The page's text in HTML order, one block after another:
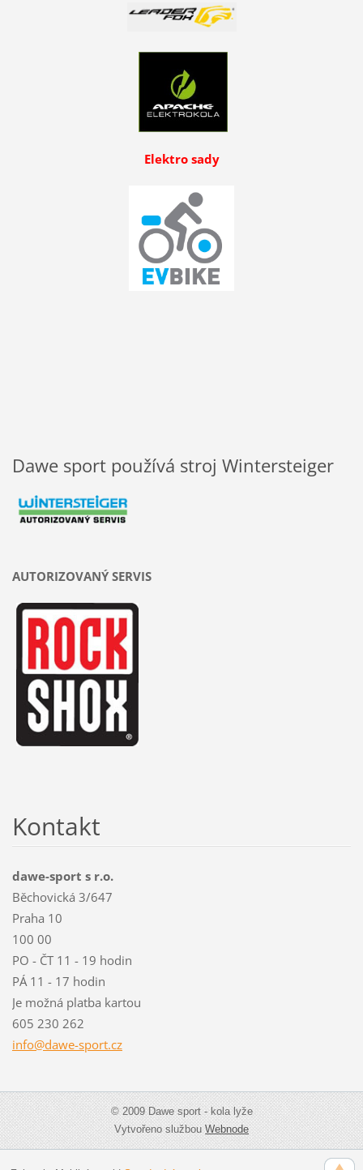
Elektro sady
Dawe sport používá stroj Wintersteiger
AUTORIZOVANÝ SERVIS
Kontakt
dawe-sport s r.o.
Běchovická 3/647
Praha 10
100 00
PO - ČT 11 - 19 hodin
PÁ 11 - 17 hodin
Je možná platba kartou
605 230 262
info@dawe-sport.cz
© 2009 Dawe sport - kola lyže
Vytvořeno službouWebnode